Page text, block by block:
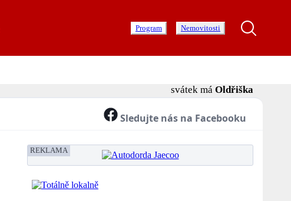
Program Nemovitosti
svátek má Oldřiška
Sledujte nás na Facebooku
REKLAMA